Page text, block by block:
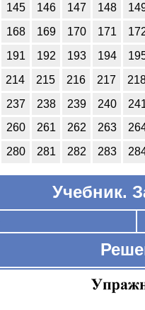
145 146 147 148
168 169 170 171
191 192 193 194
214 215 216 217
237 238 239 240
260 261 262 263
280 281 282 283
Учебник.